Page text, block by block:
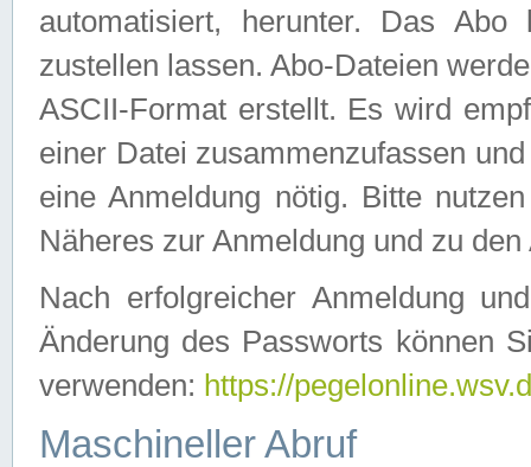
automatisiert, herunter. Das
zustellen lassen. Abo-Dateien
ASCII-Format erstellt. Es wird
einer Datei zusammenzufassen
eine Anmeldung nötig. Bitte
Näheres zur Anmeldung und zu
Nach erfolgreicher Anmeldung
Änderung des Passworts können
verwenden: https://
Maschineller Abruf